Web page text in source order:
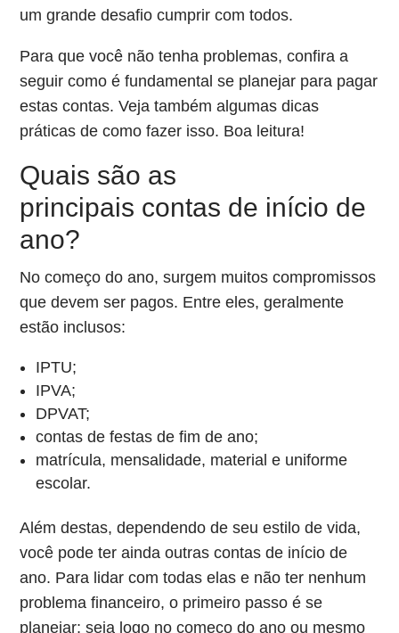
um grande desafio cumprir com todos.
Para que você não tenha problemas, confira a
seguir como é fundamental se planejar para pagar
estas contas. Veja também algumas dicas
práticas de como fazer isso. Boa leitura!
Quais são as
principais contas de início de
ano?
No começo do ano, surgem muitos compromissos
que devem ser pagos. Entre eles, geralmente
estão inclusos:
IPTU;
IPVA;
DPVAT;
contas de festas de fim de ano;
matrícula, mensalidade, material e uniforme
escolar.
Além destas, dependendo de seu estilo de vida,
você pode ter ainda outras contas de início de
ano. Para lidar com todas elas e não ter nenhum
problema financeiro, o primeiro passo é se
planejar; seja logo no começo do ano ou mesmo